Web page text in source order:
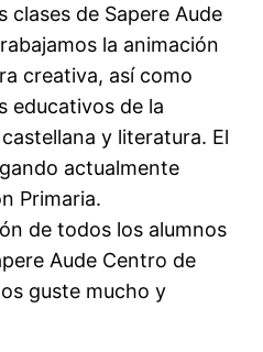
clases de Sapere Aude
la animación
creativa, así como
educativos de la
y literatura. El
actualmente
Primaria.
de todos los alumnos
Aude Centro de
guste mucho y